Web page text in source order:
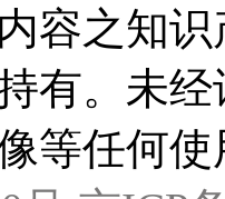
容之知
有。未
等任何使